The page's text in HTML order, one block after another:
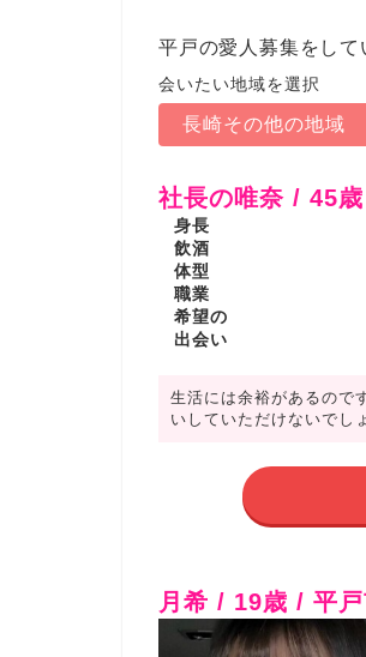
平戸の愛人募集をして
長崎その他の地域
社長の唯奈 / 45
身長
飲酒
体型
職業
希望の
出会い
生活には余裕があるので
いしていただけないでし
月希 / 19歳 / 平